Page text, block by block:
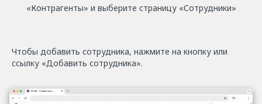
«Контрагенты» и выберите страницу «Сотрудники»
Чтобы добавить сотрудника, нажмите на кнопку или
ссылку «Добавить сотрудника».